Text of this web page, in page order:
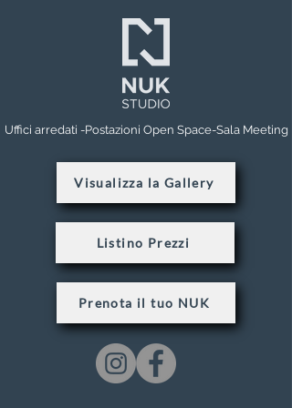
Uffici arredati -Postazioni Open Space-Sala Meeting
Visualizza la Gallery
Listino Prezzi
Prenota il tuo NUK